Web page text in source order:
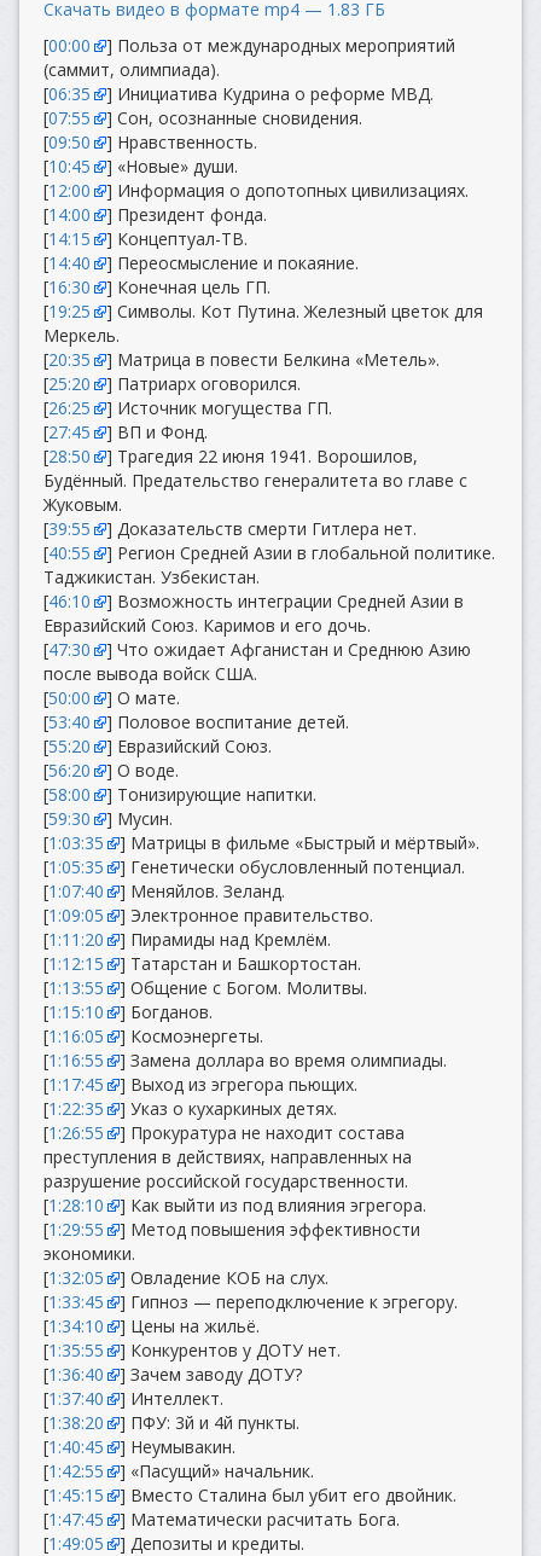
Скачать видео в формате mp4 — 1.83 ГБ
[00:00
] Польза от международных мероприятий
(саммит, олимпиада).
[06:35
] Инициатива Кудрина о реформе МВД.
[07:55
] Сон, осознанные сновидения.
[09:50
] Нравственность.
[10:45
] «Новые» души.
[12:00
] Информация о допотопных цивилизациях.
[14:00
] Президент фонда.
[14:15
] Концептуал-ТВ.
[14:40
] Переосмысление и покаяние.
[16:30
] Конечная цель ГП.
[19:25
] Символы. Кот Путина. Железный цветок для
Меркель.
[20:35
] Матрица в повести Белкина «Метель».
[25:20
] Патриарх оговорился.
[26:25
] Источник могущества ГП.
[27:45
] ВП и Фонд.
[28:50
] Трагедия 22 июня 1941. Ворошилов,
Будённый. Предательство генералитета во главе с
Жуковым.
[39:55
] Доказательств смерти Гитлера нет.
[40:55
] Регион Средней Азии в глобальной политике.
Таджикистан. Узбекистан.
[46:10
] Возможность интеграции Средней Азии в
Евразийский Союз. Каримов и его дочь.
[47:30
] Что ожидает Афганистан и Среднюю Азию
после вывода войск США.
[50:00
] О мате.
[53:40
] Половое воспитание детей.
[55:20
] Евразийский Союз.
[56:20
] О воде.
[58:00
] Тонизирующие напитки.
[59:30
] Мусин.
[1:03:35
] Матрицы в фильме «Быстрый и мёртвый».
[1:05:35
] Генетически обусловленный потенциал.
[1:07:40
] Меняйлов. Зеланд.
[1:09:05
] Электронное правительство.
[1:11:20
] Пирамиды над Кремлём.
[1:12:15
] Татарстан и Башкортостан.
[1:13:55
] Общение с Богом. Молитвы.
[1:15:10
] Богданов.
[1:16:05
] Космоэнергеты.
[1:16:55
] Замена доллара во время олимпиады.
[1:17:45
] Выход из эгрегора пьющих.
[1:22:35
] Указ о кухаркиных детях.
[1:26:55
] Прокуратура не находит состава
преступления в действиях, направленных на
разрушение российской государственности.
[1:28:10
] Как выйти из под влияния эгрегора.
[1:29:55
] Метод повышения эффективности
экономики.
[1:32:05
] Овладение КОБ на слух.
[1:33:45
] Гипноз — переподключение к эгрегору.
[1:34:10
] Цены на жильё.
[1:35:55
] Конкурентов у ДОТУ нет.
[1:36:40
] Зачем заводу ДОТУ?
[1:37:40
] Интеллект.
[1:38:20
] ПФУ: 3й и 4й пункты.
[1:40:45
] Неумывакин.
[1:42:55
] «Пасущий» начальник.
[1:45:15
] Вместо Сталина был убит его двойник.
[1:47:45
] Математически расчитать Бога.
[1:49:05 ] Депозиты и кредиты.